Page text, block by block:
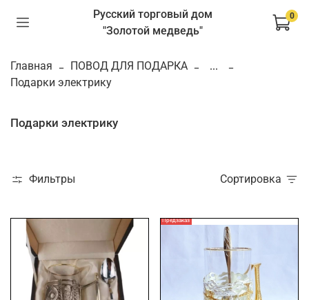
Русский торговый дом
"Золотой медведь"
0
Главная ПОВОД ДЛЯ ПОДАРКА
...
Подарки электрику
Подарки электрику
Фильтры Сортировка
Предзаказ